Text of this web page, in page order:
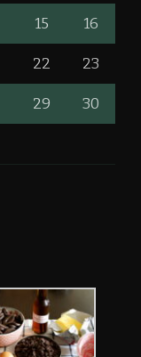
15 16
22 23
29 30